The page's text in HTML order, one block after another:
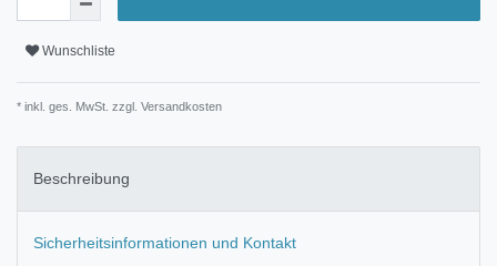
Wunschliste
* inkl. ges. MwSt. zzgl. Versandkosten
Beschreibung
Sicherheitsinformationen und Kontakt